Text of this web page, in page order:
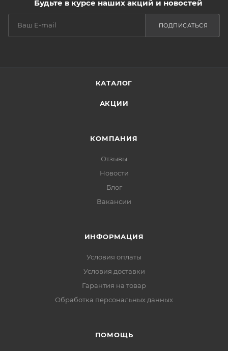
Будьте в курсе наших акций и новостей
ПОДПИСАТЬСЯ
КАТАЛОГ
АКЦИИ
КОМПАНИЯ
Отзывы
Новости
Блог
Вакансии
ИНФОРМАЦИЯ
Условия оплаты
Условия доставки
Гарантия на товар
Обработка персональных данных
ПОМОЩЬ